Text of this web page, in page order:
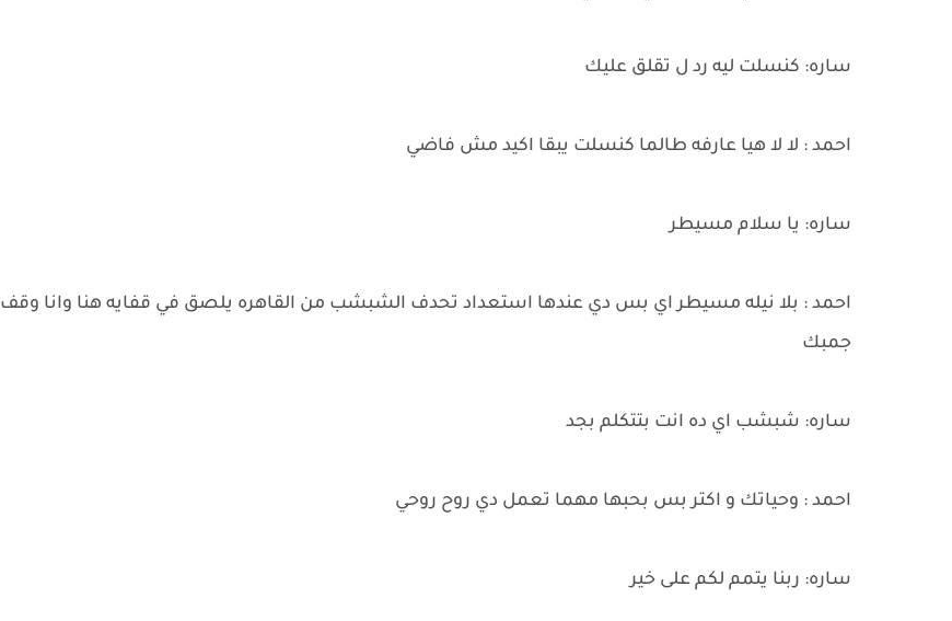
ساره: كنسلت ليه رد ل تقلق عليك
احمد : لا لا هيا عارفه طالما كنسلت يبقا اكيد مش فاضي
ساره: يا سلام مسيطر
احمد : بلا نيله مسيطر اي بس دي عندها استعداد تحدف الشبشب من القاهره يلصق في قفايه هنا وانا وقف
جمبك
ساره: شبشب اي ده انت بتتكلم بجد
احمد : وحياتك و اكتر بس بحبها مهما تعمل دي روح روحي
ساره: ربنا يتمم لكم على خير